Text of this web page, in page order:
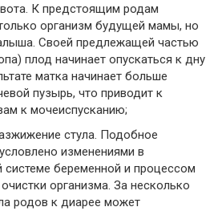
К предстоящим родам
организм будущей мамы, но
Своей предлежащей частью
плод начинает опускаться к дну
матка начинает больше
пузырь, что приводит к
к мочеиспусканию;
стула. Подобное
изменениями в
системе беременной и процессом
организма. За несколько
родов к диарее может